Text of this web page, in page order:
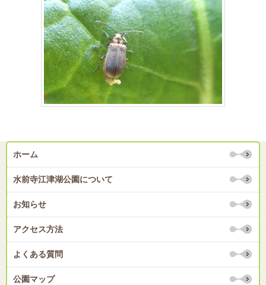
ホーム
水前寺江津湖公園について
お知らせ
アクセス方法
よくある質問
公園マップ